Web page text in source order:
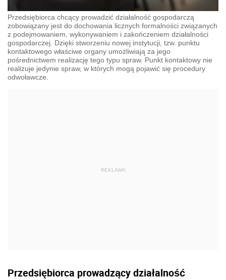
Przedsiębiorca chcący prowadzić działalność gospodarczą
zobowiązany jest do dochowania licznych formalności związanych
z podejmowaniem, wykonywaniem i zakończeniem działalności
gospodarczej. Dzięki stworzeniu nowej instytucji, tzw. punktu
kontaktowego właściwe organy umożliwiają za jego
pośrednictwem realizację tego typu spraw. Punkt kontaktowy nie
realizuje jedynie spraw, w których mogą pojawić się procedury
odwoławcze.
Przedsiębiorca prowadzący działalność